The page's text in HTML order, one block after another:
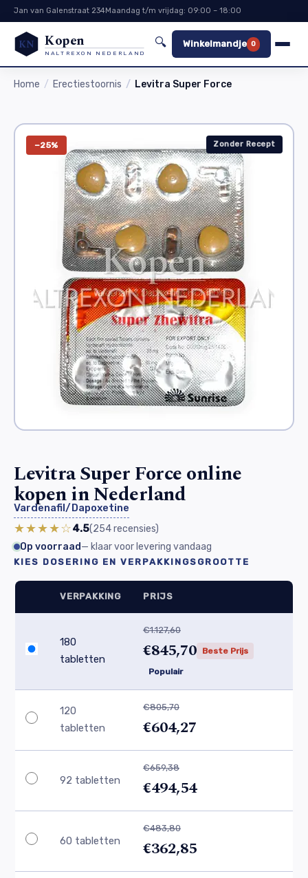
Jan van Galenstraat 234Maandag t/m vrijdag: 09:00 – 18:00
KN Kopen
NALTREXON NEDERLAND
🔍 Winkelmandje 0
Home Erectiestoornis Levitra Super Force
−25% Zonder Recept
Levitra Super Force online
kopen in Nederland
Vardenafil/Dapoxetine
★★★★☆4.5(254recensies)
Op voorraad— klaar voor levering vandaag
KIES DOSERING EN VERPAKKINGSGROOTTE
VERPAKKING PRIJS
180
tabletten
€1.127,60
€845,70 Beste Prijs
Populair
120
tabletten
€805,70
€604,27
92 tabletten
€659,38
€494,54
60 tabletten
€483,80
€362,85